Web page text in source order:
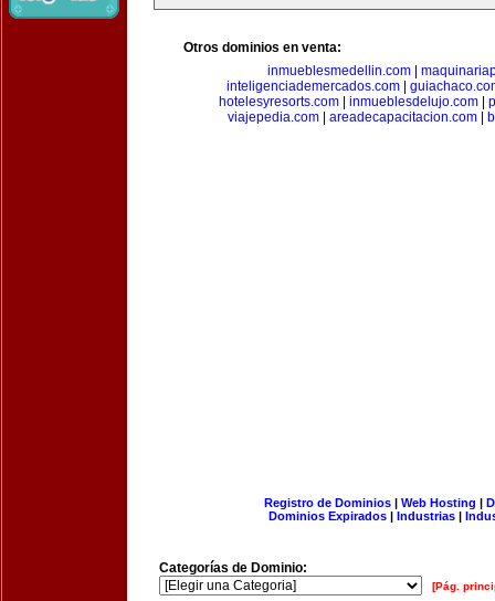
Otros dominios en venta:
inmueblesmedellin.com
inteligenciademercados.com
hotelesyresorts.com
inmueblesdelujo.com
viajepedia.com| areadecapacitacion.com|
Registro de Dominios| Web Hosting |
Dominios Expirados | Industrias |
Categorías de Dominio:
[Pág.